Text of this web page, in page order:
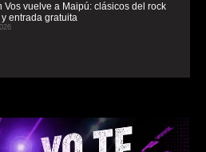
Vos vuelve a Maipú: clásicos del rock
entrada gratuita